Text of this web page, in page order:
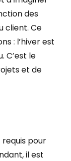
des
client. Ce
: l’hiver est
C’est le
et de
pour
il est